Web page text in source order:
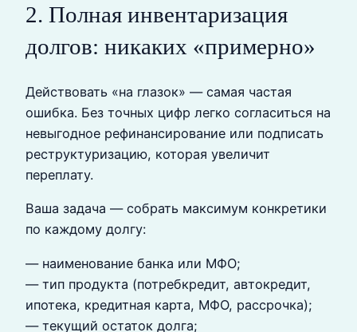
2. Полная инвентаризация
долгов: никаких «примерно»
Действовать «на глазок» — самая частая
ошибка. Без точных цифр легко согласиться на
невыгодное рефинансирование или подписать
реструктуризацию, которая увеличит
переплату.
Ваша задача — собрать максимум конкретики
по каждому долгу:
— наименование банка или МФО;
— тип продукта (потребкредит, автокредит,
ипотека, кредитная карта, МФО, рассрочка);
— текущий остаток долга;